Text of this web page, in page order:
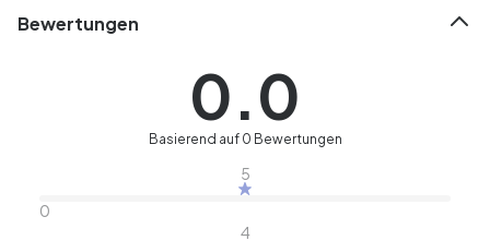
Bewertungen
0.0
Basierend auf 0 Bewertungen
5
0
4